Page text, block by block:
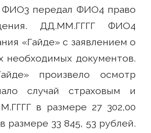
ФИО3 передал ФИО4 право
ДД.ММ.ГГГГ ФИО4
«Гайде» с заявлением о
необходимых документов.
произвело осмотр
случай страховым и
в размере 27 302,00
размере 33 845, 53 рублей.